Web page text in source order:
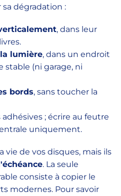
dégradation :
, dans leur
lumière, dans un endroit
stable (ni garage, ni
bords, sans toucher la
; écrire au feutre
uniquement.
vie de vos disques, mais ils
. La seule
consiste à copier le
modernes. Pour savoir